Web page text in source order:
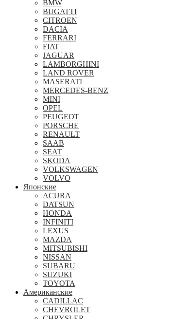
BMW
BUGATTI
CITROEN
DACIA
FERRARI
FIAT
JAGUAR
LAMBORGHINI
LAND ROVER
MASERATI
MERCEDES-BENZ
MINI
OPEL
PEUGEOT
PORSCHE
RENAULT
SAAB
SEAT
SKODA
VOLKSWAGEN
VOLVO
Японские
ACURA
DATSUN
HONDA
INFINITI
LEXUS
MAZDA
MITSUBISHI
NISSAN
SUBARU
SUZUKI
TOYOTA
Американские
CADILLAC
CHEVROLET